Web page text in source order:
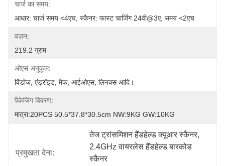
चार्ज का समय:
आधार: चार्ज समय <4एच, स्कैनर: फास्ट चार्जिंग 24वी@3ए, समय <2एच
वज़न:
219.2 ग्राम
ओएस अनुकूल:
विंडोज़, एंड्रॉइड, मैक, आईओएस, लिनक्स आदि।
पैकेजिंग विवरण:
मात्रा:20PCS 50.5*37.8*30.5cm NW:9KG GW:10KG
प्रमुखता देना:
तेज ट्रांसमिशन हैंडहेल्ड क्यूआर स्कैनर,
2.4GHz वायरलेस हैंडहेल्ड बारकोड
स्कैनर